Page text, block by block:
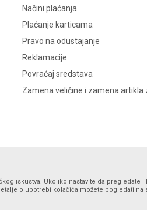
Načini plaćanja
Plaćanje karticama
Pravo na odustajanje
Reklamacije
Povraćaj sredstava
Zamena veličine i zamena artikla
iskustva. Ukoliko nastavite da pregledate i
o upotrebi kolačića možete pogledati na